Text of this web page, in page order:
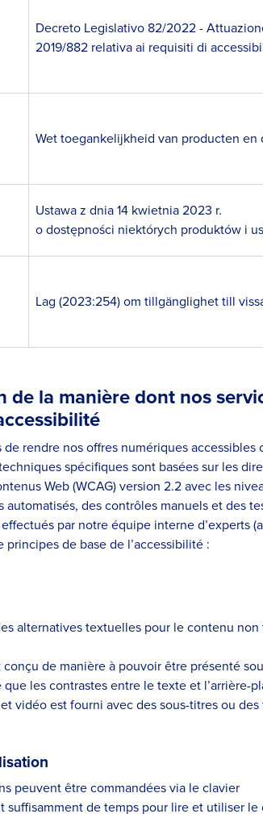
Decreto Legislativo 82/2022 -
2019/882 relativa ai requisiti di
Wet toegankelijkheid van producten en
Ustawa z dnia 14 kwietnia 2023 r.
o dostępności niektórych produktów i
Lag (2023:254) om tillgänglighet till
de la manière dont nos
de rendre nos offres numériques
spécifiques sont basées sur les
Web (WCAG) version 2.2 avec les
automatisés, des contrôles manuels et des
par notre équipe interne d’experts
principes de base de l’accessibilité :
alternatives textuelles pour le contenu
de manière à pouvoir être présenté
que les contrastes entre le texte et l’arrière-
vidéo est fourni avec des sous-titres ou
peuvent être commandées via le clavier
suffisamment de temps pour lire et utiliser le